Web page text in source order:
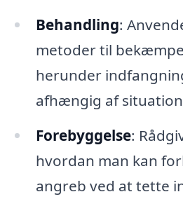
Behandling:
metoder til
herunder
afhængig af
Forebyggelse:
hvordan man kan
angreb ved at tette